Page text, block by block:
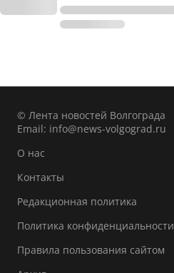
© Лента новостей Волгограда
Email: info@news-volgograd.ru
О нас
Контакты
Редакционная политика
Политика конфиденциальности
Правила пользования сайтом